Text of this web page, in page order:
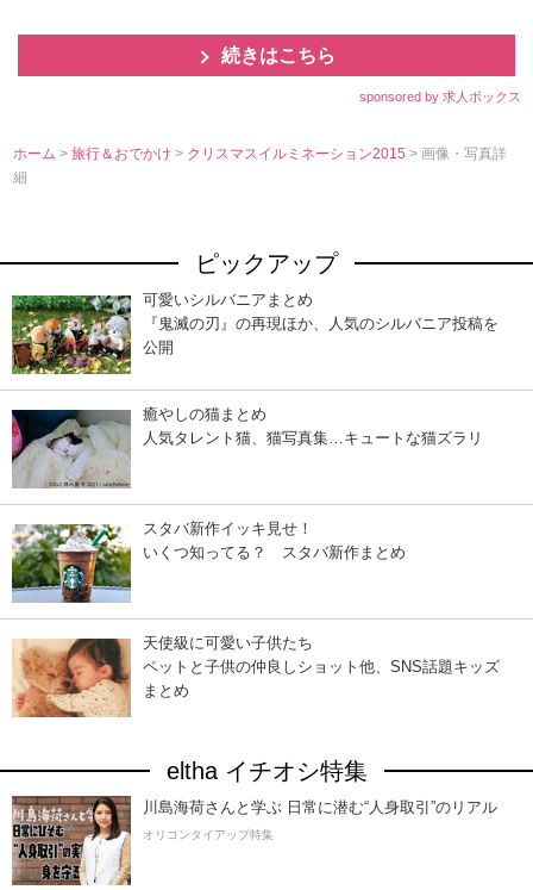
続きはこちら
sponsored by 求人ボックス
ホーム >旅行＆おでかけ> クリスマスイルミネーション2015> 画像・写真詳
細
ピックアップ
可愛いシルバニアまとめ
『鬼滅の刃』の再現ほか、人気のシルバニア投稿を
公開
癒やしの猫まとめ
人気タレント猫、猫写真集…キュートな猫ズラリ
スタバ新作イッキ見せ！
いくつ知ってる？ スタバ新作まとめ
天使級に可愛い子供たち
ペットと子供の仲良しショット他、SNS話題キッズ
まとめ
eltha イチオシ特集
川島海荷さんと学ぶ 日常に潜む“人身取引”のリアル
オリコンタイアップ特集